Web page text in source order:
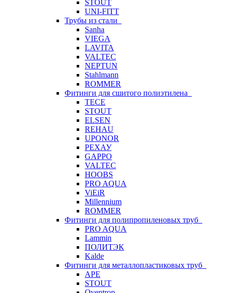
STOUT
UNI-FITT
Трубы из стали
Sanha
VIEGA
LAVITA
VALTEC
NEPTUN
Stahlmann
ROMMER
Фитинги для сшитого полиэтилена
TECE
STOUT
ELSEN
REHAU
UPONOR
РЕХАУ
GAPPO
VALTEC
HOOBS
PRO AQUA
ViEiR
Millennium
ROMMER
Фитинги для полипропиленовых труб
PRO AQUA
Lammin
ПОЛИТЭК
Kalde
Фитинги для металлопластиковых труб
APE
STOUT